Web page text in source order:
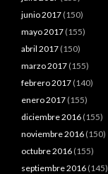
junio 2017 (150)
mayo 2017 (155)
abril 2017 (150)
marzo 2017 (155)
febrero 2017 (140)
enero 2017 (155)
diciembre 2016 (155)
noviembre 2016 (150)
octubre 2016 (155)
septiembre 2016 (145)